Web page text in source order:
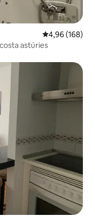
4,96 de
4,96 (168)
astúries